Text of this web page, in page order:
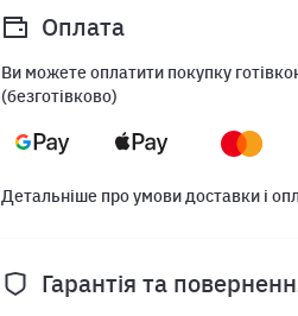
Оплата
Ви можете оплатити покупку
(безготівково)
Детальніше про умови доставки і
Гарантія та